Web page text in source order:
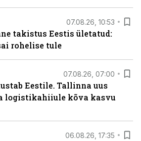
07.08.26, 10:53
takistus Eestis ületatud:
rohelise tule
07.08.26, 07:00
Eestile. Tallinna uus
logistikahiiule kõva kasvu
06.08.26, 17:35